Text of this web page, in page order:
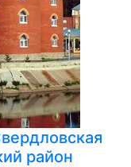
район